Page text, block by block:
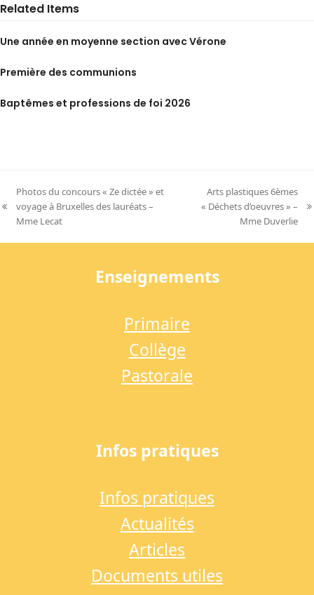
Related Items
Une année en moyenne section avec Vérone
Première des communions
Baptêmes et professions de foi 2026
previous
post:
Photos du concours « Ze dictée » et
voyage à Bruxelles des lauréats –
Mme Lecat
next
Arts plastiques 6èmes
« Déchets d’oeuvres » –
Mme Duverlie
Enseignements
Primaire
Collège
Pastorale
Infos pratiques
Infos pratiques
Actualités
Articles
Documents utiles